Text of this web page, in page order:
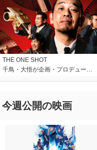
THE ONE SHOT
千鳥・大悟が企画・プロデュー…
今週公開の映画